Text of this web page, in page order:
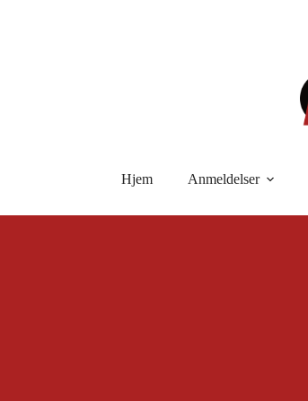
Hjem Anmeldelser